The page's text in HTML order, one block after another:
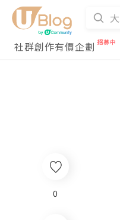
社群創作有價企劃
0